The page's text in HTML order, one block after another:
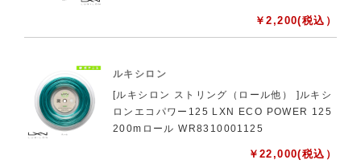
￥2,200(税込）
ルキシロン
[ルキシロン ストリング（ロール他） ]ルキシ
ロンエコパワー125 LXN ECO POWER 125
200mロール WR8310001125
￥ 22,000(税込）